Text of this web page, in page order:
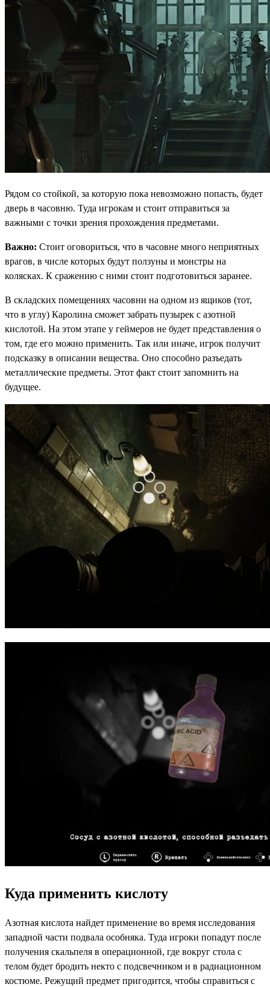
Рядом со стойкой, за которую пока невозможно попасть, будет
дверь в часовню. Туда игрокам и стоит отправиться за
важными с точки зрения прохождения предметами.
Важно: Стоит оговориться, что в часовне много неприятных
врагов, в числе которых будут ползуны и монстры на
колясках. К сражению с ними стоит подготовиться заранее.
В складских помещениях часовни на одном из ящиков (тот,
что в углу) Каролина сможет забрать пузырек с азотной
кислотой. На этом этапе у геймеров не будет представления о
том, где его можно применить. Так или иначе, игрок получит
подсказку в описании вещества. Оно способно разъедать
металлические предметы. Этот факт стоит запомнить на
будущее.
Куда применить кислоту
Азотная кислота найдет применение во время исследования
западной части подвала особняка. Туда игроки попадут после
получения скальпеля в операционной, где вокруг стола с
телом будет бродить некто с подсвечником и в радиационном
костюме. Режущий предмет пригодится, чтобы справиться с